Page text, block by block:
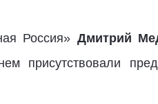
Россия» Дмитрий
присутствовали